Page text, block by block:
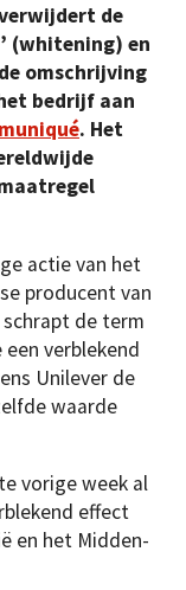
verwijdert de
(whitening) en
omschrijving
bedrijf aan
. Het
actie van het
producent van
de term
een verblekend
Unilever de
waarde
vorige week al
effect
en het Midden-